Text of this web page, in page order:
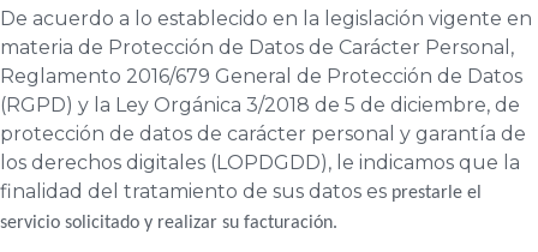
De acuerdo a lo establecido en la legislación vigente en
materia de Protección de Datos de Carácter Personal,
Reglamento 2016/679 General de Protección de Datos
(RGPD) y la Ley Orgánica 3/2018 de 5 de diciembre, de
protección de datos de carácter personal y garantía de
los derechos digitales (LOPDGDD), le indicamos que la
finalidad del tratamiento de sus datos es prestarle el
servicio solicitado y realizar su facturación.